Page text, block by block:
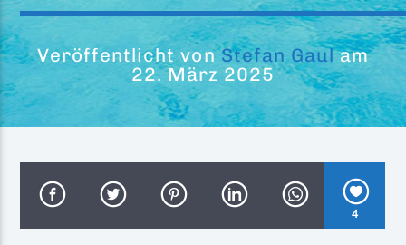
Aktueller Titel
The Rhythm Of The Night
Veröffentlicht vonStefan Gaulam
22. März 2025
4